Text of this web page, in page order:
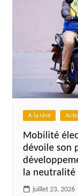
A la Une
Mobilité
dévoile son
la neutralité
juillet 23, 2026